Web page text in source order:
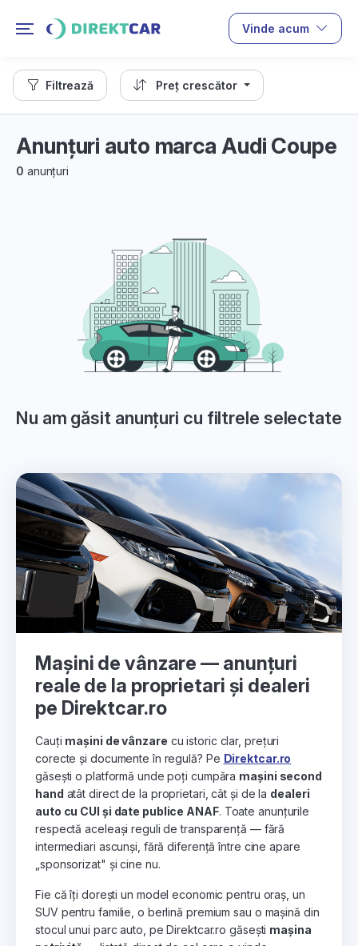
Vinde acum
Filtrează Preț crescător
Anunțuri auto marca Audi Coupe
0 anunțuri
Nu am găsit anunțuri cu filtrele selectate
Mașini de vânzare — anunțuri
reale de la proprietari și dealeri
pe Direktcar.ro
Cauți mașini de vânzare cu istoric clar, prețuri
corecte și documente în regulă? Pe Direktcar.ro
găsești o platformă unde poți cumpăra mașini second
hand atât direct de la proprietari, cât și de la dealeri
auto cu CUI și date publice ANAF. Toate anunțurile
respectă aceleași reguli de transparență — fără
intermediari ascunși, fără diferență între cine apare
„sponsorizat" și cine nu.
Fie că îți dorești un model economic pentru oraș, un
SUV pentru familie, o berlină premium sau o mașină din
stocul unui parc auto, pe Direktcar.ro găsești mașina